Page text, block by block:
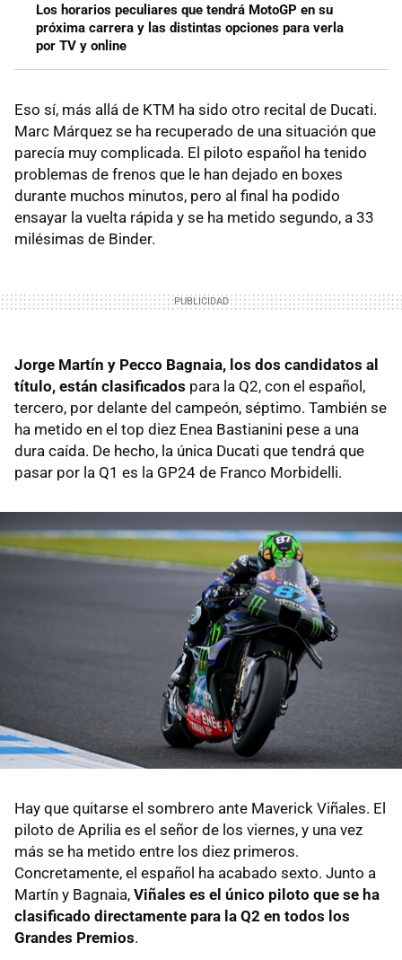
Los horarios peculiares que tendrá MotoGP en su
próxima carrera y las distintas opciones para verla
por TV y online
Eso sí, más allá de KTM ha sido otro recital de Ducati.
Marc Márquez se ha recuperado de una situación que
parecía muy complicada. El piloto español ha tenido
problemas de frenos que le han dejado en boxes
durante muchos minutos, pero al final ha podido
ensayar la vuelta rápida y se ha metido segundo, a 33
milésimas de Binder.
Jorge Martín y Pecco Bagnaia, los dos candidatos al
título, están clasificados para la Q2, con el español,
tercero, por delante del campeón, séptimo. También se
ha metido en el top diez Enea Bastianini pese a una
dura caída. De hecho, la única Ducati que tendrá que
pasar por la Q1 es la GP24 de Franco Morbidelli.
Hay que quitarse el sombrero ante Maverick Viñales. El
piloto de Aprilia es el señor de los viernes, y una vez
más se ha metido entre los diez primeros.
Concretamente, el español ha acabado sexto. Junto a
Martín y Bagnaia, Viñales es el único piloto que se ha
clasificado directamente para la Q2 en todos los
Grandes Premios.